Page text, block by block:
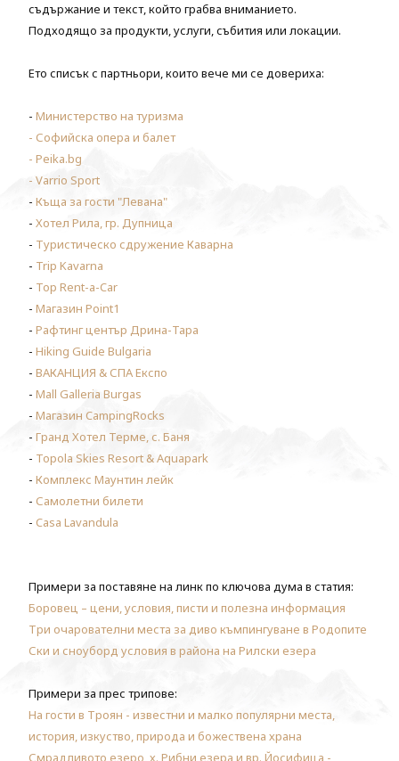
съдържание и текст, който грабва вниманието.
Подходящо за продукти, услуги, събития или локации.
Ето списък с партньори, които вече ми се довериха:
- Министерство на туризма
- Софийска опера и балет
- Peika.bg
- Varrio Sport
- Къща за гости "Левана"
- Хотел Рила, гр. Дупница
- Туристическо сдружение Каварна
- Trip Kavarna
- Top Rent-a-Car
- Магазин Point1
- Рафтинг център Дрина-Тара
- Hiking Guide Bulgaria
- ВАКАНЦИЯ & СПА Експо
- Mall Galleria Burgas
- Магазин CampingRocks
- Гранд Хотел Терме, с. Баня
- Topola Skies Resort & Aquapark
- Комплекс Маунтин лейк
- Самолетни билети
- Casa Lavandula
Примери за поставяне на линк по ключова дума в статия:
Боровец – цени, условия, писти и полезна информация
Три очарователни места за диво къмпингуване в Родопите
Ски и сноуборд условия в района на Рилски езера
Примери за прес трипове:
На гости в Троян - известни и малко популярни места,
история, изкуство, природа и божествена храна
Смрадливото езеро, х. Рибни езера и вр. Йосифица -